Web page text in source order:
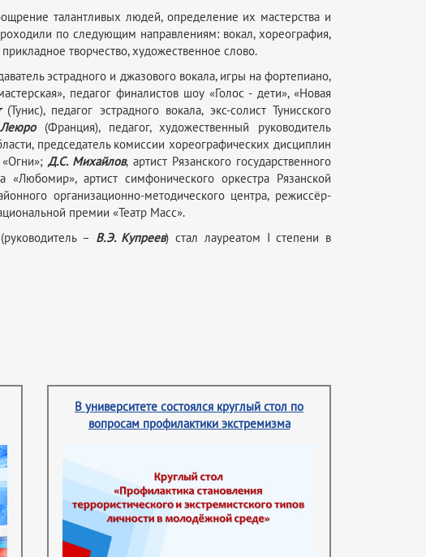
талантливых людей, определение их мастерства и
по следующим направлениям: вокал, хореография,
творчество, художественное слово.
эстрадного и джазового вокала, игры на фортепиано,
педагог финалистов шоу «Голос - дети», «Новая
(Тунис), педагог эстрадного вокала, экс-солист Тунисского
(Франция), педагог, художественный руководитель
председатель комиссии хореографических дисциплин
«Огни»;Д.С. Михайлов, артист Рязанского государственного
«Любомир», артист симфонического оркестра Рязанской
организационно-методического центра, режиссёр-
премии «Театр Масс».
– В.Э. Купреев) стал лауреатом I степени в
В университете состоялся круглый стол по
вопросам профилактики экстремизма